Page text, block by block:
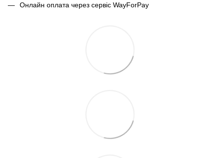
Онлайн оплата через сервіс WayForPay